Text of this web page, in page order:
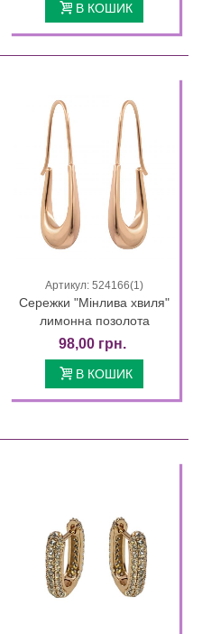
В КОШИК
Артикул: 524166(1)
Сережки "Мінлива хвиля"
лимонна позолота
98,00 грн.
В КОШИК